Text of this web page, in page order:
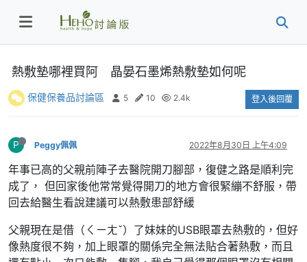
熱敷墊哪裡買阿 晶晏石墨烯熱敷墊如何呢
保健保養品討論區 5 10 2.4k 登入後回覆
P Peggy佩佩 2022年8月30日 上午4:09
年事已高的父親前陣子去醫院開刀腳部，復健之路是順利完
成了， 但回家後他常常覺得開刀的地方會很緊繃不舒服，帶
回去給醫生看說建議可以熱敷患部舒緩
父親現在是借（ㄑㄧㄤˇ）了妹妹的USB眼罩去熱敷的，但好
像熱度很不夠，加上眼罩的關係完全無法貼合著熱敷，而且